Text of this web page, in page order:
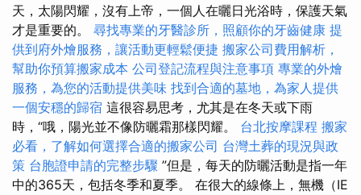
天，太陽閃耀，沒有上帝，一個人在曬日光浴時，保護天氣
才是重要的。 尋找專業的牙醫診所，照顧你的牙齒健康 提
供到府外燴服務，讓活動更輕鬆便捷 搬家公司費用解析，
幫助你預算搬家成本 公司登記流程與注意事項 專業的外燴
服務，為您的活動提供美味 找到合適的墓地，為家人提供
一個安穩的歸宿 這很容易思考，尤其是在冬天或下雨
時，“哦，陽光並不像防曬霜那樣閃耀。 台北按摩課程 搬家
必看，了解如何選擇合適的搬家公司 台灣土葬的現況與政
策 台胞證申請的完整步驟 ”但是，每天的防曬活動是指一年
中的365天，包括冬季和夏季。 在很大的線條上，無機（IE